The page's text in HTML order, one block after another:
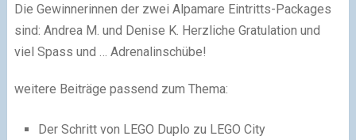
Die Gewinnerinnen der zwei Alpamare Eintritts-Packages
sind: Andrea M. und Denise K. Herzliche Gratulation und
viel Spass und … Adrenalinschübe!
weitere Beiträge passend zum Thema:
Der Schritt von LEGO Duplo zu LEGO City